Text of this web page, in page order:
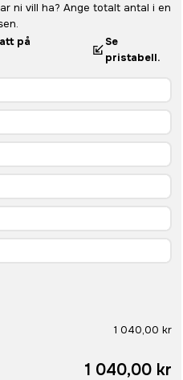
ni vill ha? Ange totalt antal i en
på
Se
pristabell.
1 040,00 kr
1 040,00 kr